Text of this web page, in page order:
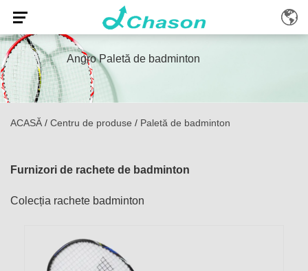
Angro Paletă de badminton
ACASĂ / Centru de produse / Paletă de badminton
Furnizori de rachete de badminton
Colecția rachete badminton